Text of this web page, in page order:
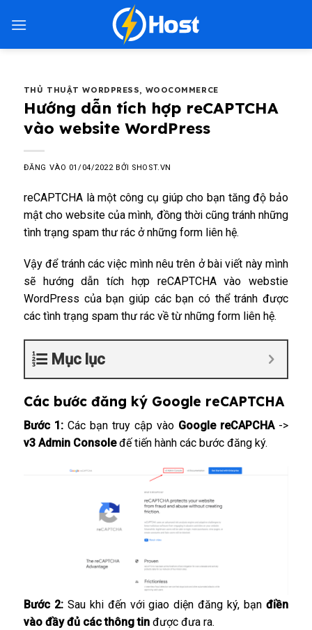
qua
THỦ THUẬT WORDPRESS, WOOCOMMERCE
Hướng dẫn tích hợp reCAPTCHA
vào website WordPress
ĐĂNG VÀO 01/04/2022 BỞI SHOST.VN
reCAPTCHA là một công cụ giúp cho bạn tăng độ bảo
mật cho website của mình, đồng thời cũng tránh những
tình trạng spam thư rác ở những form liên hệ.
Vậy để tránh các việc mình nêu trên ở bài viết này mình
sẽ
hướng dẫn tích hợp reCAPTCHA vào webstie
WordPress của bạn giúp các bạn có thể tránh được
các tình trạng spam thư rác về từ những form liên hệ.
Mục lục
Các bước đăng ký Google reCAPTCHA
Bước 1:Các bạn truy cập vào Google reCAPCHA->
v3 Admin Consoleđế tiến hành các bước đăng ký.
Bước 2:Sau khi đến với giao diện đăng ký, bạnđiền
vào đầy đủ các thông tinđược đưa ra.